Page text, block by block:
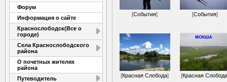
Форум
Информация о сайте
Краснослободск(Все о
городе)
Села Краснослободского
района
О почетных жителях
района
Путеводитель
[События] [События]
[Красная Слобода] [Красная Слобода